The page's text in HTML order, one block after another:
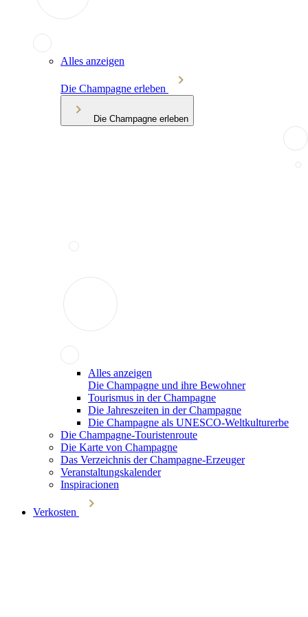
Alles anzeigen
Die Champagne erleben
Die Champagne erleben
Alles anzeigen
Die Champagne und ihre Bewohner
Tourismus in der Champagne
Die Jahreszeiten in der Champagne
Die Champagne als UNESCO-Weltkulturerbe
Die Champagne-Touristenroute
Die Karte von Champagne
Das Verzeichnis der Champagne-Erzeuger
Veranstaltungskalender
Inspiracionen
Verkosten